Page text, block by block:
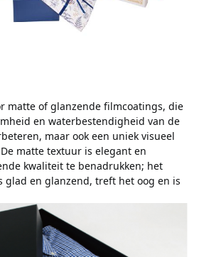
matte of glanzende filmcoatings, die
en waterbestendigheid van de
maar ook een uniek visueel
matte textuur is elegant en
kwaliteit te benadrukken; het
glad en glanzend, treft het oog en is